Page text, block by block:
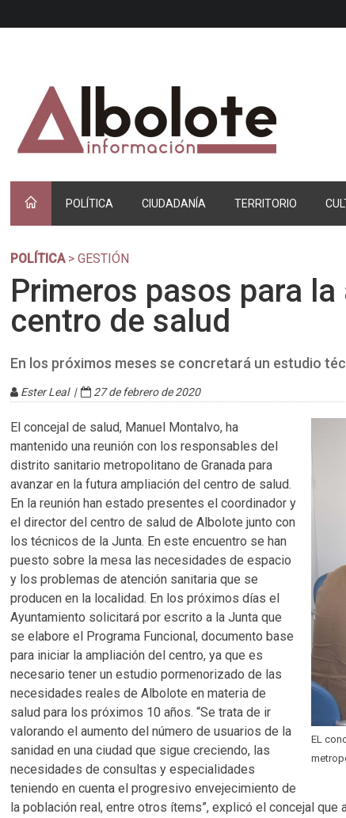
POLÍTICA CIUDADANÍA TERRITORIO
POLÍTICA> GESTIÓN
Primeros pasos para la
centro de salud
En los próximos meses se concretará un estudio
Ester Leal | 27 de febrero de 2020
EL
El concejal de salud, Manuel Montalvo, ha
mantenido una reunión con los responsables del
distrito sanitario metropolitano de Granada para
avanzar en la futura ampliación del centro de salud.
En la reunión han estado presentes el coordinador y
el director del centro de salud de Albolote junto con
los técnicos de la Junta. En este encuentro se han
puesto sobre la mesa las necesidades de espacio
y los problemas de atención sanitaria que se
producen en la localidad. En los próximos días el
Ayuntamiento solicitará por escrito a la Junta que
se elabore el Programa Funcional, documento base
para iniciar la ampliación del centro, ya que es
necesario tener un estudio pormenorizado de las
necesidades reales de Albolote en materia de
salud para los próximos 10 años. “Se trata de ir
valorando el aumento del número de usuarios de la
sanidad en una ciudad que sigue creciendo, las
necesidades de consultas y especialidades
teniendo en cuenta el progresivo envejecimiento de
la población real, entre otros ítems”, explicó el concejal